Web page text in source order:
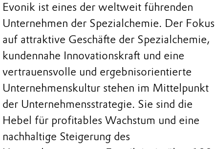
Evonik ist eines der weltweit führenden
Unternehmen der Spezialchemie. Der Fokus
auf attraktive Geschäfte der Spezialchemie,
kundennahe Innovationskraft und eine
vertrauensvolle und ergebnisorientierte
Unternehmenskultur stehen im Mittelpunkt
der Unternehmensstrategie. Sie sind die
Hebel für profitables Wachstum und eine
nachhaltige Steigerung des